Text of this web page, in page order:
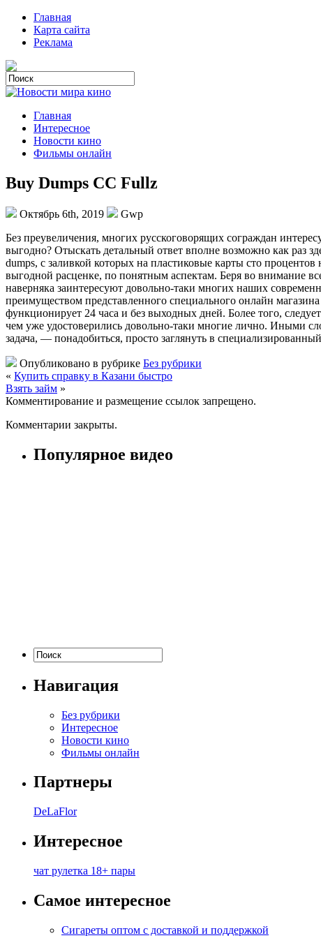
Главная
Карта сайта
Реклама
Главная
Интересное
Новости кино
Фильмы онлайн
Buy Dumps CC Fullz
Октябрь 6th, 2019
Gwp
Бeз прeувeличeния, многих русскоговорящих сограждан
выгодно? Отыскать детальный ответ вполне возможно как раз
dumps, с заливкой которых на пластиковые карты сто
выгодной расценке, по понятным аспектам. Беря во внимание
наверняка заинтересуют довольно-таки многих наших
преимуществом представленного специального онлайн
функционирует 24 часа и без выходных дней. Более того,
чем уже удостоверились довольно-таки многие лично. Иными
задача, — понадобиться, просто заглянуть в
Опубликовано в рубрике Без рубрики
« Купить справку в Казани быстро
Взять займ »
Комментирование и размещение ссылок запрещено.
Комментарии закрыты.
Популярное видео
Навигация
Без рубрики
Интересное
Новости кино
Фильмы онлайн
Партнеры
DeLaFlor
Интересное
чат рулетка 18+ пары
Самое интересное
Сигареты оптом с доставкой и поддержкой